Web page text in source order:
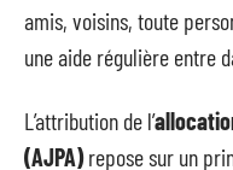
amis, voisins, toute
une aide régulière entre
L’attribution de l’
(AJPA)repose sur un